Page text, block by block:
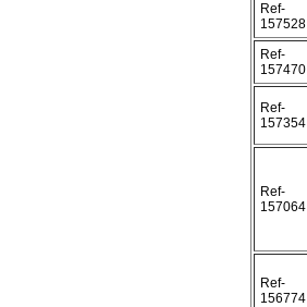
Ref-
157528
Ref-
157470
Ref-
157354
Ref-
157064
Ref-
156774